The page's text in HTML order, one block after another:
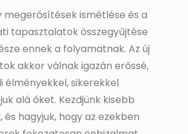
megerősítések ismétlése és a
tapasztalatok összegyűjtése
ennek a folyamatnak. Az új
akkor válnak igazán erőssé,
élményekkel, sikerekkel
alá őket. Kezdjünk kisebb
és hagyjuk, hogy az ezekben